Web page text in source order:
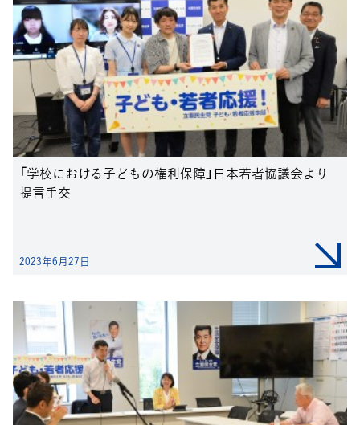
「学校における子どもの権利保障」日本若者協議会より
提言手交
2023年6月27日